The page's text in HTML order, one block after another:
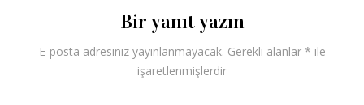
Bir yanıt yazın
E-posta adresiniz yayınlanmayacak. Gerekli alanlar * ile
işaretlenmişlerdir